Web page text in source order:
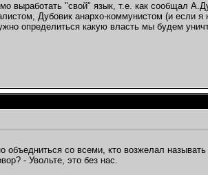
выработать "свой" язык, т.е. как сообщал
Дубовик анархо-коммунистом (и если
определиться какую власть мы будем
со всеми, кто возжелал
- Увольте, это без нас.